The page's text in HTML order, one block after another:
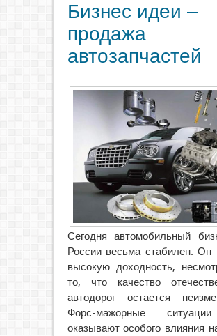
Бизнес идеи –
продажа
автозапчастей
Сегодня автомобильный
России весьма стабилен. Он
высокую доходность,
то, что качество
автодорог остается
Форс-мажорные
оказывают особого влияния